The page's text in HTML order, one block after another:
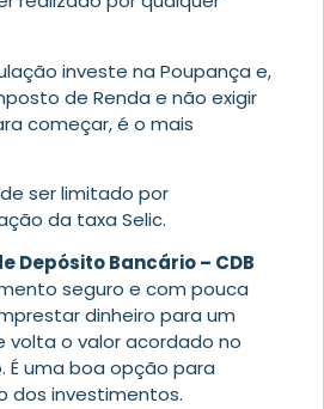
investe na Poupança e,
de Renda e não exigir
começar, é o mais
ser limitado por
da taxa Selic.
Depósito Bancário – CDB
seguro e com pouca
dinheiro para um
volta o valor acordado no
É uma boa opção para
dos investimentos.